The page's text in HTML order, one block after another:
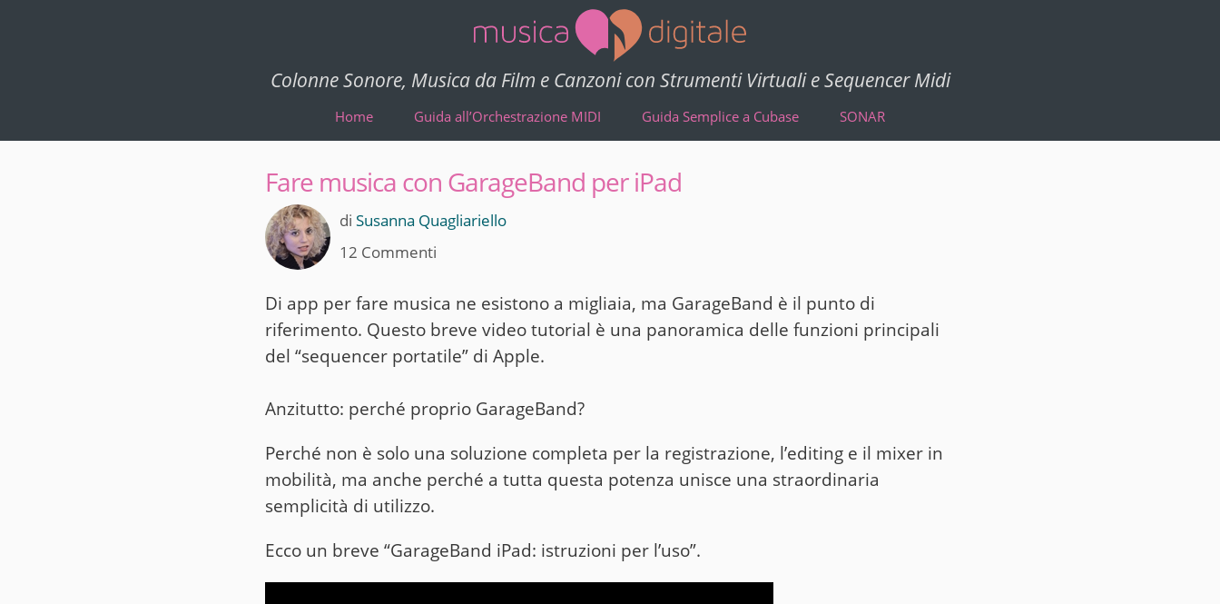
Colonne Sonore, Musica da Film e Canzoni con Strumenti Virtuali e Sequencer Midi
Home Guida all’Orchestrazione MIDI Guida Semplice a Cubase SONAR
Fare musica con GarageBand per iPad
di Susanna Quagliariello
12 Commenti
Di app per fare musica ne esistono a migliaia, ma GarageBand è il punto di
riferimento. Questo breve video tutorial è una panoramica delle funzioni principali
del “sequencer portatile” di Apple.
Anzitutto: perché proprio GarageBand?
Perché non è solo una soluzione completa per la registrazione, l’editing e il mixer in
mobilità, ma anche perché a tutta questa potenza unisce una straordinaria
semplicità di utilizzo.
Ecco un breve “GarageBand iPad: istruzioni per l’uso”.